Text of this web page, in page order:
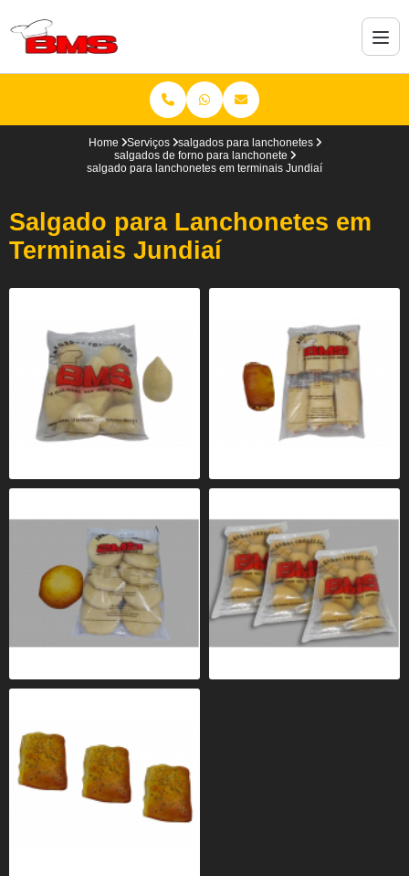
Home Serviços
salgados para lanchonetes
salgados de forno para lanchonete
salgado para lanchonetes em terminais Jundiaí
Salgado para Lanchonetes em
Terminais Jundiaí